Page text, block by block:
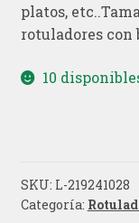
platos,
rotuladores con
10
SKU: L-219241028
Categoría: